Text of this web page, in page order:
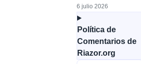
6 julio 2026
Política de
Comentarios de
Riazor.org